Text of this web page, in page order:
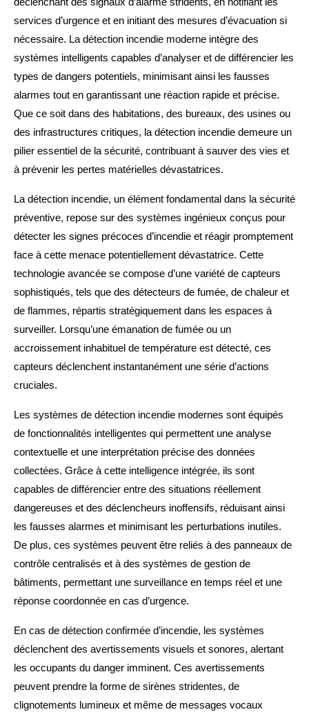
services d’urgence et en initiant des mesures d’évacuation si
nécessaire. La détection incendie moderne intègre des
systèmes intelligents capables d’analyser et de différencier les
types de dangers potentiels, minimisant ainsi les fausses
alarmes tout en garantissant une réaction rapide et précise.
Que ce soit dans des habitations, des bureaux, des usines ou
des infrastructures critiques, la détection incendie demeure un
pilier essentiel de la sécurité, contribuant à sauver des vies et
à prévenir les pertes matérielles dévastatrices.
La détection incendie, un élément fondamental dans la sécurité
préventive, repose sur des systèmes ingénieux conçus pour
détecter les signes précoces d’incendie et réagir promptement
face à cette menace potentiellement dévastatrice. Cette
technologie avancée se compose d’une variété de capteurs
sophistiqués, tels que des détecteurs de fumée, de chaleur et
de flammes, répartis stratégiquement dans les espaces à
surveiller. Lorsqu’une émanation de fumée ou un
accroissement inhabituel de température est détecté, ces
capteurs déclenchent instantanément une série d’actions
cruciales.
Les systèmes de détection incendie modernes sont équipés
de fonctionnalités intelligentes qui permettent une analyse
contextuelle et une interprétation précise des données
collectées. Grâce à cette intelligence intégrée, ils sont
capables de différencier entre des situations réellement
dangereuses et des déclencheurs inoffensifs, réduisant ainsi
les fausses alarmes et minimisant les perturbations inutiles.
De plus, ces systèmes peuvent être reliés à des panneaux de
contrôle centralisés et à des systèmes de gestion de
bâtiments, permettant une surveillance en temps réel et une
réponse coordonnée en cas d’urgence.
En cas de détection confirmée d’incendie, les systèmes
déclenchent des avertissements visuels et sonores, alertant
les occupants du danger imminent. Ces avertissements
peuvent prendre la forme de sirènes stridentes, de
clignotements lumineux et même de messages vocaux